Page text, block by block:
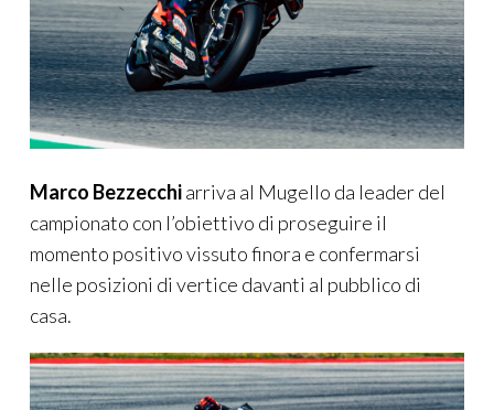
Marco Bezzecchiarriva al Mugello da leader del
campionato con l’obiettivo di proseguire il
momento positivo vissuto finora e confermarsi
nelle posizioni di vertice davanti al pubblico di
casa.